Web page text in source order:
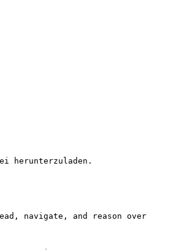
herunterzuladen.
navigate, and reason over